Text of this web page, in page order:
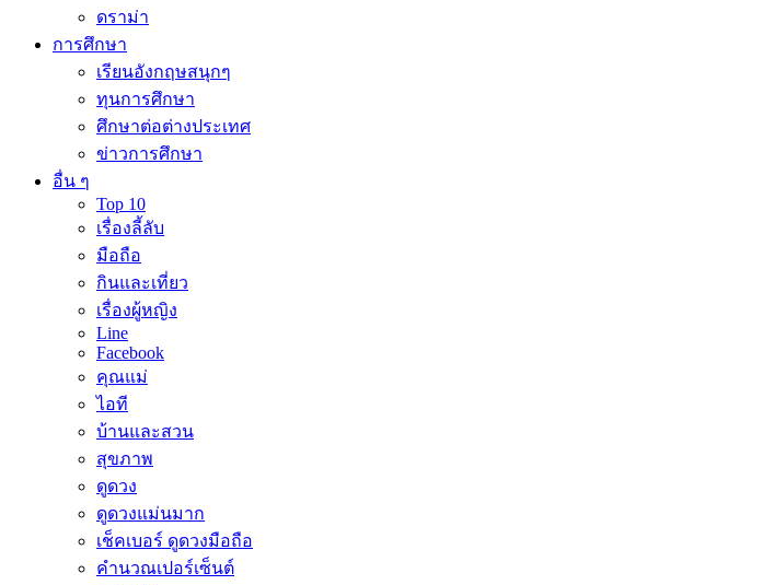
ดราม่า
การศึกษา
เรียนอังกฤษสนุกๆ
ทุนการศึกษา
ศึกษาต่อต่างประเทศ
ข่าวการศึกษา
อื่น ๆ
Top 10
เรื่องลี้ลับ
มือถือ
กินและเที่ยว
เรื่องผู้หญิง
Line
Facebook
คุณแม่
ไอที
บ้านและสวน
สุขภาพ
ดูดวง
ดูดวงแม่นมาก
เช็คเบอร์ ดูดวงมือถือ
คำนวณเปอร์เซ็นต์